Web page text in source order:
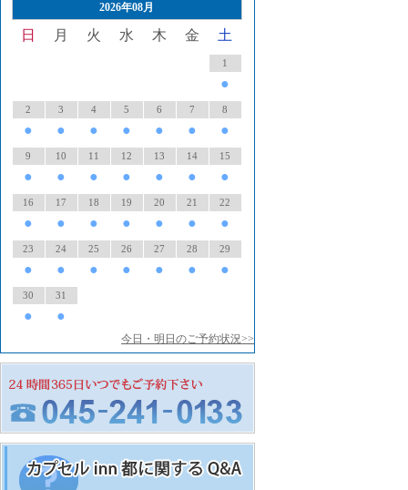
2026年08月
日 月 火 水 木 金 土
1
●
2
●
3
●
4
●
5
●
6
●
7
●
8
●
9
●
10
●
11
●
12
●
13
●
14
●
15
●
16
●
17
●
18
●
19
●
20
●
21
●
22
●
23
●
24
●
25
●
26
●
27
●
28
●
29
●
30
●
31
●
今日・明日のご予約状況>>